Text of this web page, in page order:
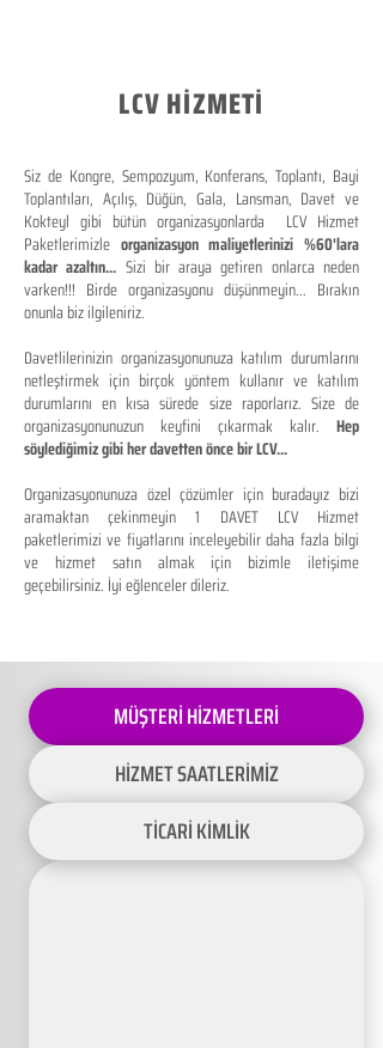
LCV HİZMETİ
Siz de Kongre, Sempozyum, Konferans, Toplantı, Bayi
Toplantıları, Açılış, Düğün, Gala, Lansman, Davet ve
Kokteyl gibi bütün organizasyonlarda LCV Hizmet
Paketlerimizle organizasyon maliyetlerinizi %60'lara
kadar azaltın... Sizi bir araya getiren onlarca neden
varken!!! Birde organizasyonu düşünmeyin... Bırakın
onunla biz ilgileniriz.
Davetlilerinizin organizasyonunuza katılım durumlarını
netleştirmek için birçok yöntem kullanır ve katılım
durumlarını en kısa sürede size raporlarız. Size de
organizasyonunuzun keyfini çıkarmak kalır. Hep
söylediğimiz gibi her davetten önce bir LCV...
Organizasyonunuza özel çözümler için buradayız bizi
aramaktan çekinmeyin 1 DAVET LCV Hizmet
paketlerimizi ve fiyatlarını inceleyebilir daha fazla bilgi
ve hizmet satın almak için bizimle iletişime
geçebilirsiniz. İyi eğlenceler dileriz.
MÜŞTERİ HİZMETLERİ
HİZMET SAATLERİMİZ
TİCARİ KİMLİK